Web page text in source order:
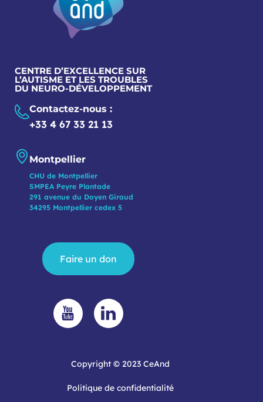
CENTRE D’EXCELLENCE SUR
L’AUTISME ET LES TROUBLES
DU NEURO-DÉVELOPPEMENT
Contactez-nous :
+33 4 67 33 21 13
Montpellier
CHU de Montpellier
SMPEA Peyre Plantade
291 avenue du Doyen Giraud
34295 Montpellier cedex 5
Faire un don
Copyright © 2023 CeAnd
Politique de confidentialité